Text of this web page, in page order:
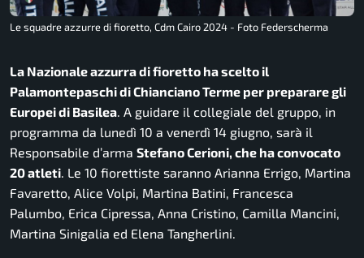
Le squadre azzurre di fioretto, Cdm Cairo 2024 - Foto Federscherma
La Nazionale azzurra di fioretto ha scelto il
Palamontepaschi di Chianciano Terme per preparare gli
Europei di Basilea. A guidare il collegiale del gruppo, in
programma da lunedì 10 a venerdì 14 giugno, sarà il
Responsabile d’arma Stefano Cerioni, che ha convocato
20 atleti. Le 10 fiorettiste saranno Arianna Errigo, Martina
Favaretto, Alice Volpi, Martina Batini, Francesca
Palumbo, Erica Cipressa, Anna Cristino, Camilla Mancini,
Martina Sinigalia ed Elena Tangherlini.